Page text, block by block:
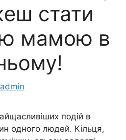
стати
мамою в
admin
подій в
одного людей. Кільця,